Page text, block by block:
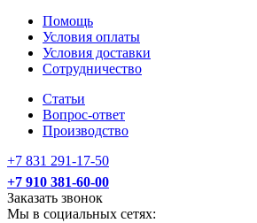
Помощь
Условия оплаты
Условия доставки
Сотрудничество
Статьи
Вопрос-ответ
Производство
+7 831 291-17-50
+7 910 381-60-00
Заказать звонок
Мы в социальных сетях: